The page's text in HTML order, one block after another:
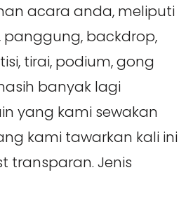
acara anda, meliputi
panggung, backdrop,
tirai, podium, gong
banyak lagi
yang kami sewakan
kami tawarkan kali ini
transparan. Jenis